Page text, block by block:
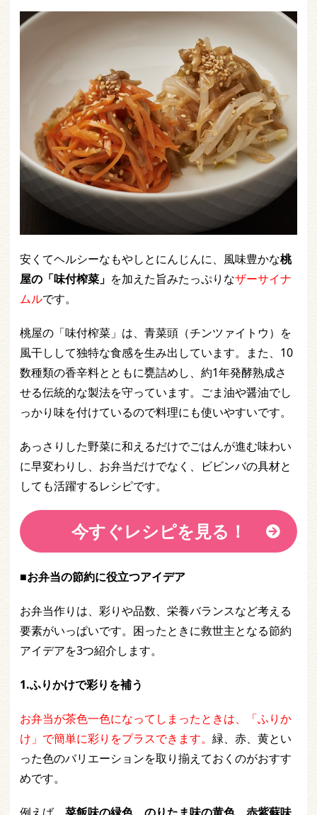
安くてヘルシーなもやしとにんじんに、風味豊かな桃
屋の「味付榨菜」 を加えた旨みたっぷりなザーサイナ
ムルです。
桃屋の「味付榨菜」は、青菜頭（チンツァイトウ）を
風干しして独特な食感を生み出しています。また、10
数種類の香辛料とともに甕詰めし、約1年発酵熟成さ
せる伝統的な製法を守っています。ごま油や醤油でし
っかり味を付けているので料理にも使いやすいです。
あっさりした野菜に和えるだけでごはんが進む味わい
に早変わりし、お弁当だけでなく、ビビンバの具材と
しても活躍するレシピです。
今すぐレシピを見る！
■お弁当の節約に役立つアイデア
お弁当作りは、彩りや品数、栄養バランスなど考える
要素がいっぱいです。困ったときに救世主となる節約
アイデアを3つ紹介します。
1.ふりかけで彩りを補う
お弁当が茶色一色になってしまったときは、「ふりか
け」で簡単に彩りをプラスできます。 緑、赤、黄とい
った色のバリエーションを取り揃えておくのがおすす
めです。